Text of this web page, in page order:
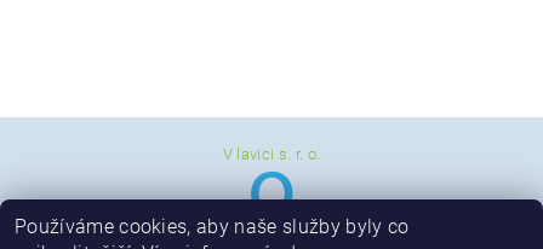
V lavici s. r. o.
Používáme cookies, aby naše služby byly co